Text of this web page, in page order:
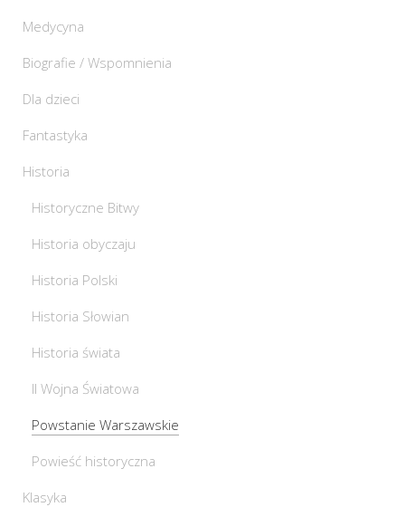
Medycyna
Biografie / Wspomnienia
Dla dzieci
Fantastyka
Historia
Historyczne Bitwy
Historia obyczaju
Historia Polski
Historia Słowian
Historia świata
II Wojna Światowa
Powstanie Warszawskie
Powieść historyczna
Klasyka